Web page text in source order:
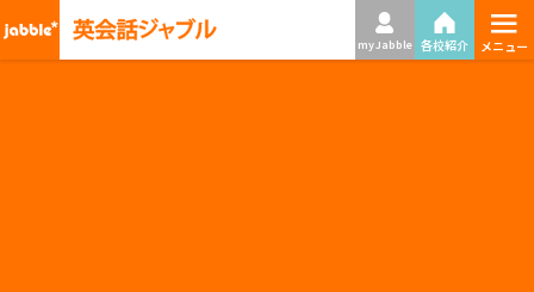
my Jabble 各校紹介 ≡
メニュー